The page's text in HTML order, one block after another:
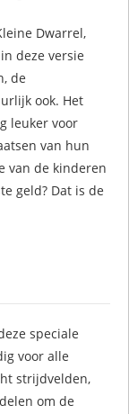
Dwarrel,
deze versie
de
ook. Het
leuker voor
van hun
van de kinderen
geld? Dat is de
speciale
voor alle
strijdvelden,
om de